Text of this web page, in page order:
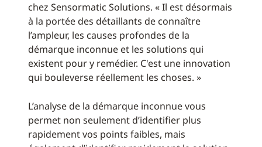
chez Sensormatic Solutions. « Il est désormais
à la portée des détaillants de connaître
l’ampleur, les causes profondes de la
démarque inconnue et les solutions qui
existent pour y remédier. C'est une innovation
qui bouleverse réellement les choses. »
L’analyse de la démarque inconnue vous
permet non seulement d’identifier plus
rapidement vos points faibles, mais